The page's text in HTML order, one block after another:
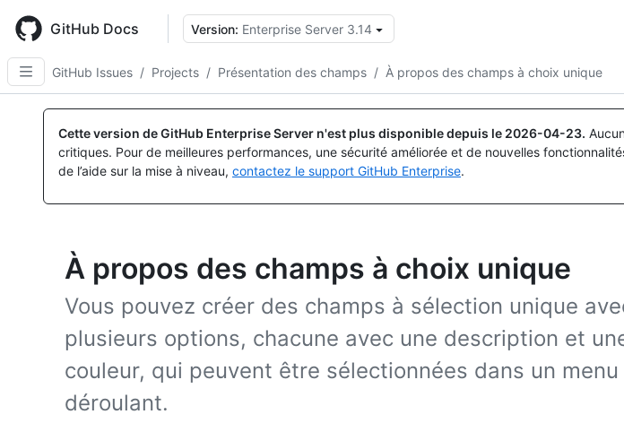
main
content
GitHub Docs Version: Enterprise Server 3.14
GitHub Issues / Projects / Présentation des champs / À propos des champs à choix unique
Cette version de GitHub Enterprise Server n'est plus disponible depuis le 2026-04-23.
critiques. Pour de meilleures performances, une sécurité améliorée et de nouvelles
de l’aide sur la mise à niveau, contactez le support GitHub Enterprise.
À propos des champs à choix unique
Vous pouvez créer des champs à sélection unique
plusieurs options, chacune avec une description et
couleur, qui peuvent être sélectionnées dans un menu
déroulant.